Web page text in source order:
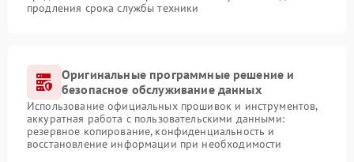
продления срока службы техники
Оригинальные программные решение и
безопасное обслуживание данных
Использование официальных прошивок и инструментов,
аккуратная работа с пользовательскими данными:
резервное копирование, конфиденциальность и
восстановление информации при необходимости